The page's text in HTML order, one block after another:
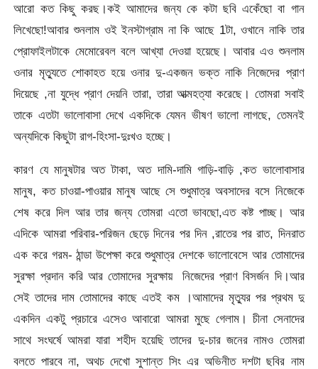
আরো কত কিছু করছ।কই আমাদের জন্য কে কটা ছবি একেঁছো বা গান
লিখেছো!আবার শুনলাম ওই ইনস্টাগ্রাম না কি আছে 1টা, ওখানে নাকি তার
প্রোফাইলটাকে মেমোরেবল বলে আখ্যা দেওয়া হয়েছে। আবার এও শুনলাম
ওনার মৃত্যুতে শোকাহত হয়ে ওনার দু-একজন ভক্ত নাকি নিজেদের প্রাণ
দিয়েছে ,না যুদ্ধে প্রাণ দেয়নি তারা, তারা আত্মহত্যা করেছে। তোমরা সবাই
তাকে এতটা ভালোবাসা দেখে একদিকে যেমন ভীষণ ভালো লাগছে, তেমনই
অন্যদিকে কিছুটা রাগ-হিংসা-দুঃখও হচ্ছে।
কারণ যে মানুষটার অত টাকা, অত দামি-দামি গাড়ি-বাড়ি ,কত ভালোবাসার
মানুষ, কত চাওয়া-পাওয়ার মানুষ আছে সে শুধুমাত্র অবসাদের বসে নিজেকে
শেষ করে দিল আর তার জন্য তোমরা এতো ভাবছো,এত কষ্ট পাচ্ছ। আর
এদিকে আমরা পরিবার-পরিজন ছেড়ে দিনের পর দিন ,রাতের পর রাত, দিনরাত
এক করে গরম- ঠান্ডা উপেক্ষা করে শুধুমাত্র দেশকে ভালোবেসে আর তোমাদের
সুরক্ষা প্রদান করি আর তোমাদের সুরক্ষায় নিজেদের প্রাণ বিসর্জন দি।আর
সেই তাদের দাম তোমাদের কাছে এতই কম ।আমাদের মৃত্যুর পর প্রথম দু
একদিন একটু প্রচারে এসেও আবারো আমরা মুছে গেলাম। চীনা সেনাদের
সাথে সংঘর্ষে আমরা যারা শহীদ হয়েছি তাদের দু-চার জনের নামও তোমরা
বলতে পারবে না, অথচ দেখো সুশান্ত সিং এর অভিনীত দশটা ছবির নাম